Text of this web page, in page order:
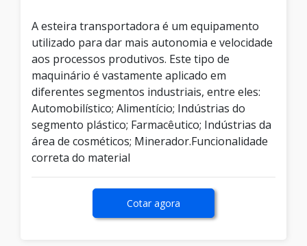
A esteira transportadora é um equipamento
utilizado para dar mais autonomia e velocidade
aos processos produtivos. Este tipo de
maquinário é vastamente aplicado em
diferentes segmentos industriais, entre eles:
Automobilístico; Alimentício; Indústrias do
segmento plástico; Farmacêutico; Indústrias da
área de cosméticos; Minerador.Funcionalidade
correta do material
Cotar agora